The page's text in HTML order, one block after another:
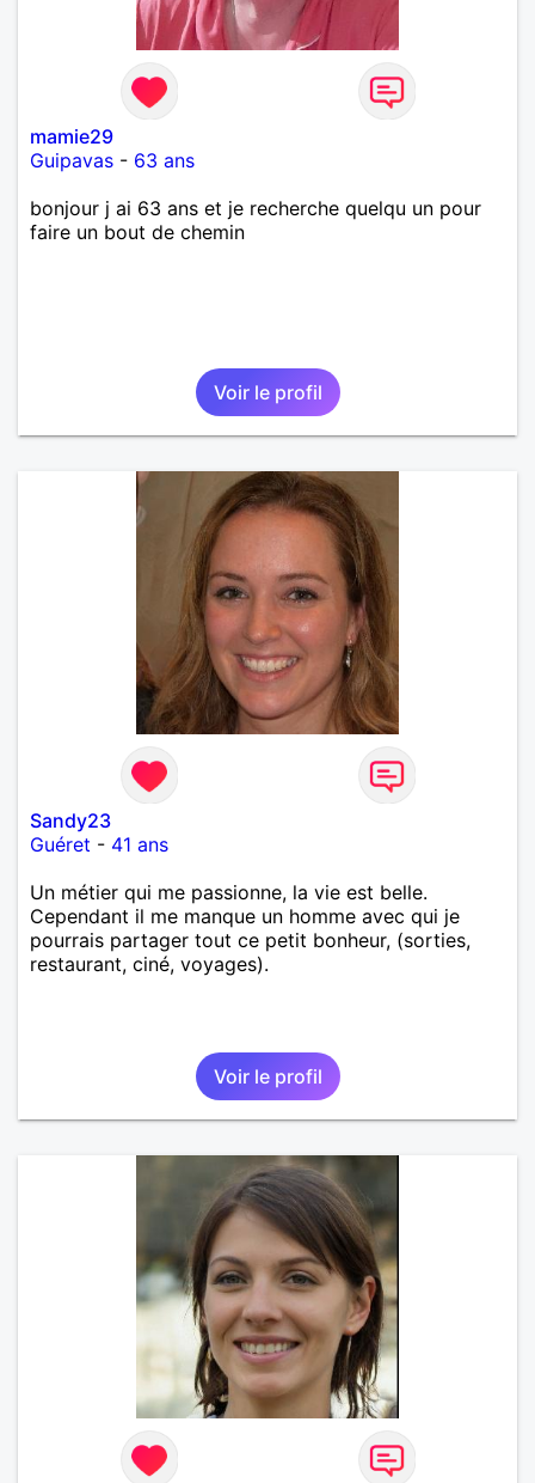
mamie29
Guipavas - 63 ans
bonjour j ai 63 ans et je recherche quelqu un pour
faire un bout de chemin
Voir le profil
Sandy23
Guéret - 41 ans
Un métier qui me passionne, la vie est belle.
Cependant il me manque un homme avec qui je
pourrais partager tout ce petit bonheur, (sorties,
restaurant, ciné, voyages).
Voir le profil